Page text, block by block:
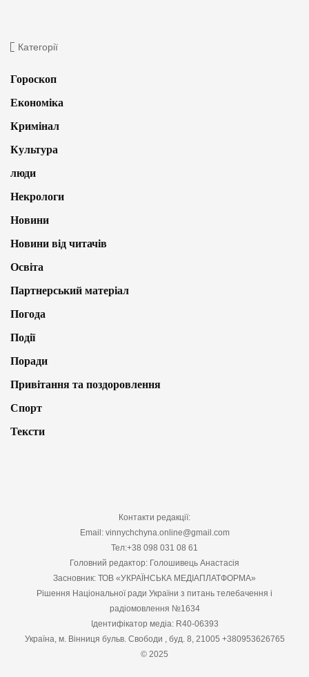
Категорії
Гороскоп
Економіка
Кримінал
Культура
люди
Некрологи
Новини
Новини від читачів
Освіта
Партнерський матеріал
Погода
Події
Поради
Привітання та поздоровлення
Спорт
Тексти
Контакти редакції:
Email: vinnychchyna.online@gmail.com
Тел:+38 098 031 08 61
Головний редактор: Голошивець Анастасія
Засновник: ТОВ «УКРАЇНСЬКА МЕДІАПЛАТФОРМА»
Рішення Національної ради України з питань телебачення і
радіомовлення №1634
Ідентифікатор медіа: R40-06393
Україна, м. Вінниця бульв. Свободи , буд. 8, 21005 +380953626765
© 2025